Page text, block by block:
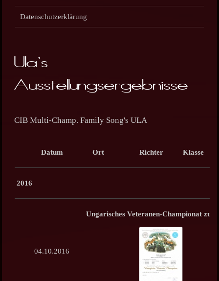
Datenschutzerklärung
Ula's
Ausstellungsergebnisse
CIB Multi-Champ. Family Song's ULA
Datum Ort Richter Klasse
2016
04.10.2016
Ungarisches Veteranen-Championat